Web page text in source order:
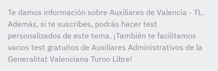
Te damos información sobre Auxiliares de Valencia - TL.
Además, si te suscribes, podrás hacer test
personalizados de este tema. ¡También te facilitamos
varios test gratuitos de Auxiliares Administrativos de la
Generalitat Valenciana Turno Libre!